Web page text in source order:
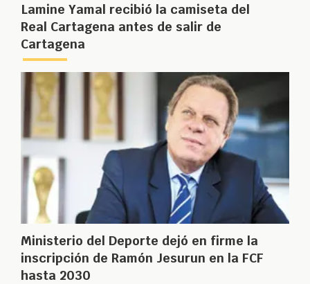
Lamine Yamal recibió la camiseta del
Real Cartagena antes de salir de
Cartagena
Ministerio del Deporte dejó en firme la
inscripción de Ramón Jesurun en la FCF
hasta 2030